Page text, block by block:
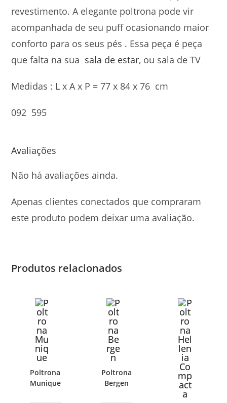
revestimento. A elegante poltrona pode vir
acompanhada de seu puff ocasionando maior
conforto para os seus pés . Essa peça é peça
que falta na sua sala de estar, ou sala de TV
Medidas : L x A x P = 77 x 84 x 76 cm
092 595
Avaliações
Não há avaliações ainda.
Apenas clientes conectados que compraram
este produto podem deixar uma avaliação.
Produtos relacionados
Poltrona
Munique
Poltrona
Bergen